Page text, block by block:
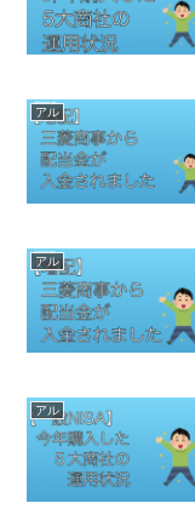
アル
アル
アル